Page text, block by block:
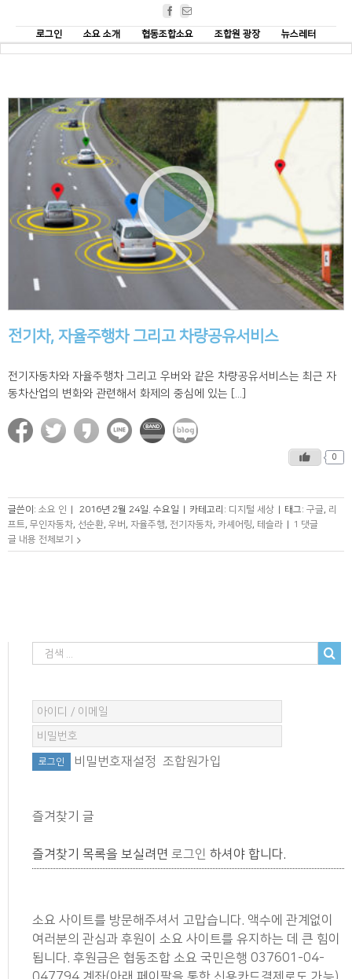
Facebook
로그인
소요 소개 협동조합소요 조합원 광장 뉴스레터
전기차, 자율주행차 그리고 차량공유서비스
전기자동차와 자율주행차 그리고 우버와 같은 차량공유서비스는 최근 자
동차산업의 변화와 관련해서 화제의 중심에 있는 [...]
0
글쓴이: 소요 인 | 2016년 2월 24일. 수요일 | 카테고리: 디지털 세상 | 태그: 구글, 리
프트, 무인자동차, 선순환, 우버 , 자율주행, 전기자동차, 카셰어링, 테슬라 |
1 댓글
글 내용 전체보기
비밀번호재설정 조합원가입
즐겨찾기 글
즐겨찾기 목록을 보실려면 로그인 하셔야 합니다.
소요 사이트를 방문해주셔서 고맙습니다. 액수에 관계없이
여러분의 관심과 후원이 소요 사이트를 유지하는 데 큰 힘이
됩니다. 후원금은 협동조합 소요 국민은행 037601-04-